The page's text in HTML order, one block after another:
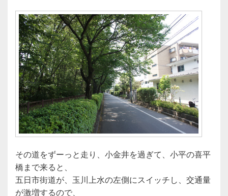
その道をずーっと走り、小金井を過ぎて、小平の喜平
橋まで来ると、
五日市街道が、玉川上水の左側にスイッチし、交通量
が激増するので、